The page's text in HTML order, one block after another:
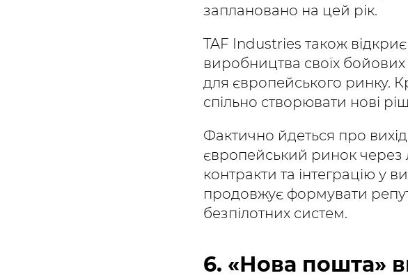
заплановано на цей рік.
TAF Industries також
виробництва своїх
для європейського ринку.
спільно створювати нові
Фактично йдеться про
європейський ринок через
контракти та інтеграцію у
продовжує формувати
безпілотних систем.
6. «Нова пошта»